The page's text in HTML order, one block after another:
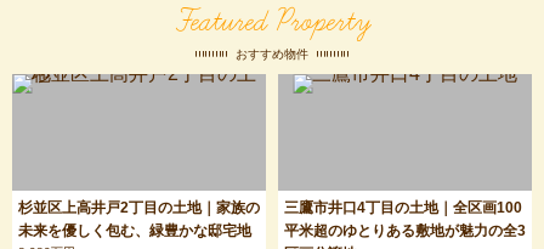
Featured Property
おすすめ物件
杉並区上高井戸2丁目の土地｜家族の
未来を優しく包む、緑豊かな邸宅地
三鷹市井口4丁目の土地｜全区画100
平米超のゆとりある敷地が魅力の全3